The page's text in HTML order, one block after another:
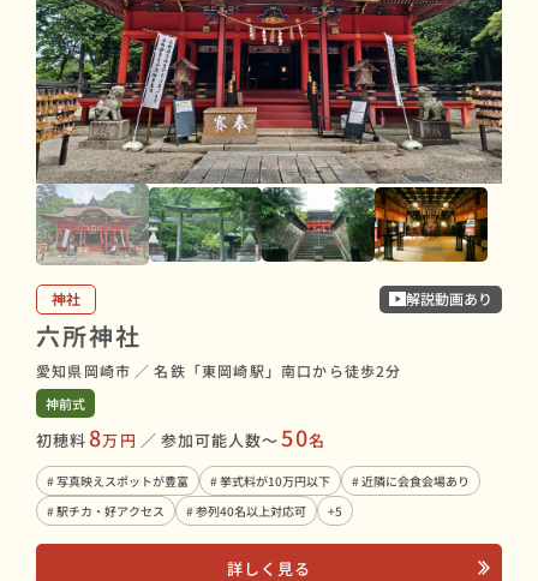
神社 解説動画あり
六所神社
愛知県岡崎市 ／ 名鉄「東岡崎駅」南口から徒歩2分
神前式
初穂料8万円 ／ 参加可能人数〜50名
# 写真映えスポットが豊富 # 挙式料が10万円以下
# 近隣に会食会場あり
# 駅チカ・好アクセス
# 参列40名以上対応可 +5
詳しく見る